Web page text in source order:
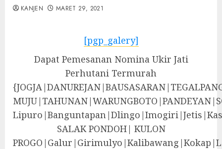
KANJEN MARET 29, 2021
[pgp_galery]
Dapat Pemesanan Nomina Ukir Jati
Perhutani Termurah
SALAK PONDOH| KULON